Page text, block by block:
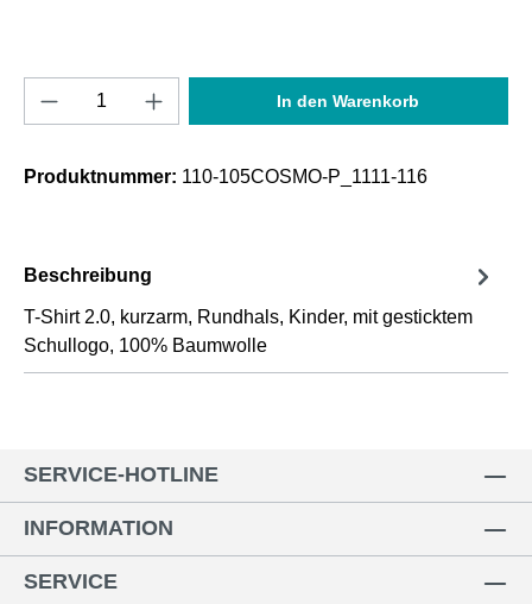
Produkt Anzahl: Gib den gewünschten
In den Warenkorb
Produktnummer: 110-105COSMO-P_1111-116
Beschreibung
T-Shirt 2.0, kurzarm, Rundhals, Kinder, mit gesticktem
Schullogo, 100% Baumwolle
SERVICE-HOTLINE
INFORMATION
SERVICE